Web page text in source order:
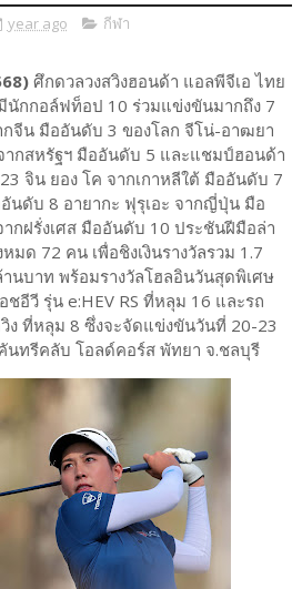
year ago กีฬา
ศึกดวลวงสวิงฮอนด้า แอลพีจีเอ ไทย
กกอล์ฟท็อป 10 ร่วมแข่งขันมากถึง 7
จีน มืออันดับ 3 ของโลก จีโน่-อาฒยา
ากสหรัฐฯ มืออันดับ 5 และแชมป์ฮอนด้า
จิน ยอง โค จากเกาหลีใต้ มืออันดับ 7
นดับ 8 อายากะ ฟุรุเอะ จากญี่ปุ่น มือ
กฝรั่งเศส มืออันดับ 10 ประชันฝีมือล่า
ด 72 คน เพื่อชิงเงินรางวัลรวม 1.7
นบาท พร้อมรางวัลโฮลอินวันสุดพิเศษ
อีวี รุ่น e:HEV RS ที่หลุม 16 และรถ
ง ที่หลุม 8 ซึ่งจะจัดแข่งขันวันที่ 20-23
ทรีคลับ โอลด์คอร์ส พัทยา จ.ชลบุรี